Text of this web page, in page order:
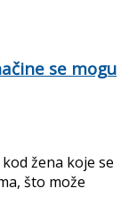
se mogu
žena koje se
što može